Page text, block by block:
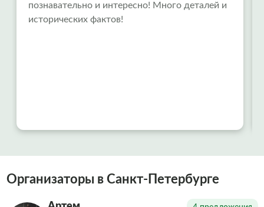
познавательно и интересно! Много деталей и
исторических фактов!
Организаторы в Санкт-Петербурге